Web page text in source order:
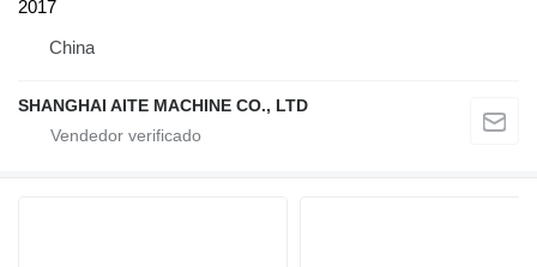
2017
China
SHANGHAI AITE MACHINE CO., LTD